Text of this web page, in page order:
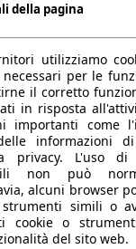
-
freni) -
freni)
1300 kg
130 - 1835 l
98 g/km (komb.)
4.2 l/100km
3.5 l/100km
3.8 l/100km
Euro 5
della pagina
utilizziamo
per le
il corretto
in risposta
importanti come
informazioni
privacy. L'uso
non può
alcuni browser
simili o
cookie o
del sito web.